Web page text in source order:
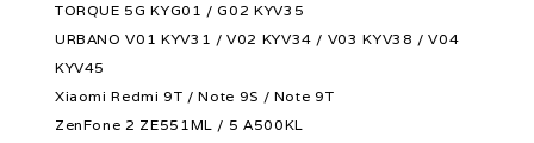
TORQUE 5G KYG01 / G02 KYV35
URBANO V01 KYV31 / V02 KYV34 / V03 KYV38 / V04
KYV45
Xiaomi Redmi 9T / Note 9S / Note 9T
ZenFone 2 ZE551ML / 5 A500KL